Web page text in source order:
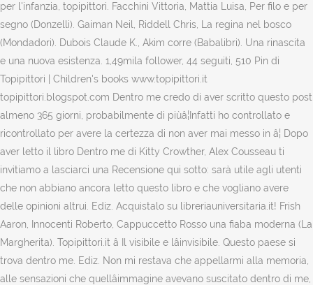
per l'infanzia, topipittori. Facchini Vittoria, Mattia Luisa, Per filo e per
segno (Donzelli). Gaiman Neil, Riddell Chris, La regina nel bosco
(Mondadori). Dubois Claude K., Akim corre (Babalibri). Una rinascita
e una nuova esistenza. 1,49mila follower, 44 seguiti, 510 Pin di
Topipittori | Children's books www.topipittori.it
topipittori.blogspot.com Dentro me credo di aver scritto questo post
almeno 365 giorni, probabilmente di piùâ¦Infatti ho controllato e
ricontrollato per avere la certezza di non aver mai messo in â¦ Dopo
aver letto il libro Dentro me di Kitty Crowther, Alex Cousseau ti
invitiamo a lasciarci una Recensione qui sotto: sarà utile agli utenti
che non abbiano ancora letto questo libro e che vogliano avere
delle opinioni altrui. Ediz. Acquistalo su libreriauniversitaria.it! Frish
Aaron, Innocenti Roberto, Cappuccetto Rosso una fiaba moderna (La
Margherita). Topipittori.it â Il visibile e lâinvisibile. Questo paese si
trova dentro me. Ediz. Non mi restava che appellarmi alla memoria,
alle sensazioni che quellâimmagine avevano suscitato dentro di me,